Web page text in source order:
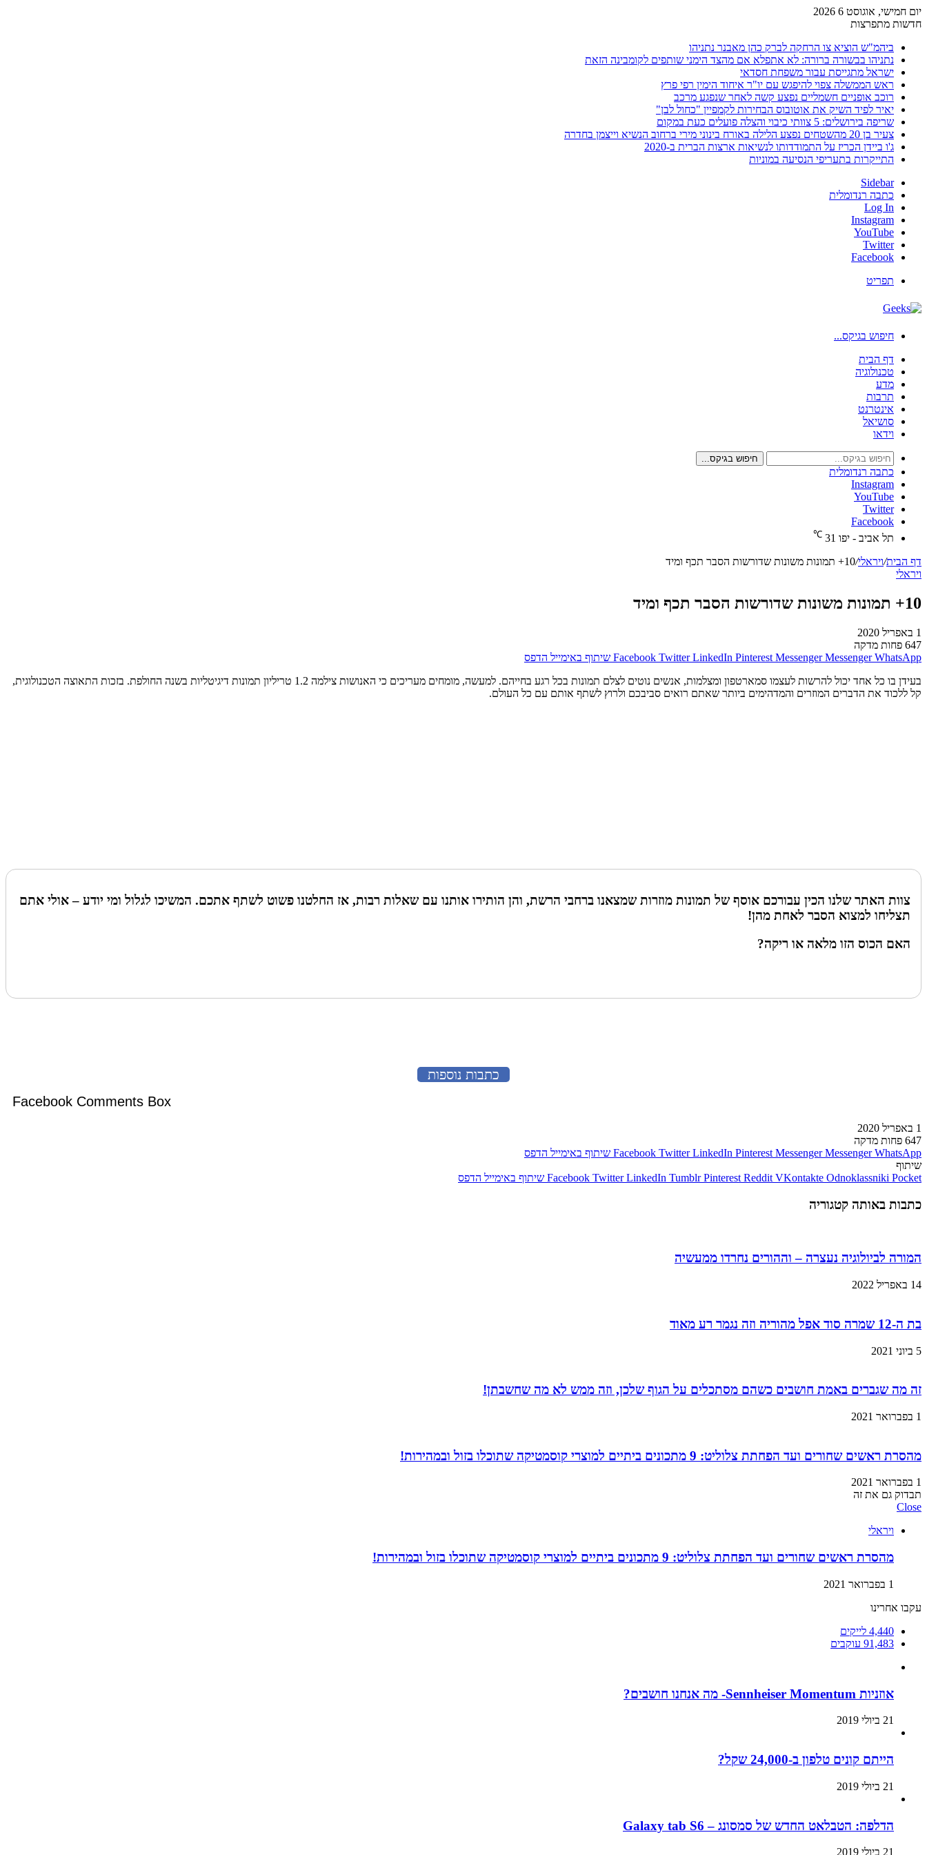
יום חמישי, אוגוסט 6 2026
חדשות מתפרצות
ביהמ"ש הוציא צו הרחקה לברק כהן מאבנר נתניהו
נתניהו בבשורה ברורה: לא אתפלא אם מהצד הימני שותפים לקומבינה הזאת
ישראל מתגייסת עבור משפחת חסדאי
ראש הממשלה צפוי להיפגש עם יו"ר איחוד הימין רפי פרץ
רוכב אופניים חשמליים נפצע קשה לאחר שנפגע מרכב
יאיר לפיד השיק את אוטובוס הבחירות לקמפיין "כחול לבן"
שריפה בירושלים: 5 צוותי כיבוי והצלה פועלים כעת במקום
צעיר בן 20 מהשטחים נפצע הלילה באורח בינוני מירי ברחוב הנשיא וייצמן בחדרה
ג'ו ביידן הכריז על התמודדותו לנשיאות ארצות הברית ב-2020
התייקרות בתעריפי הנסיעה במוניות
Sidebar
כתבה רנדומלית
Log In
Instagram
YouTube
Twitter
Facebook
תפריט
חיפוש בגיקס...
דף הבית
טכנולוגיה
מדע
תרבות
אינטרנט
סושיאל
וידאו
חיפוש בגיקס...
כתבה רנדומלית
Instagram
YouTube
Twitter
Facebook
תל אביב - יפו 31
℃
דף הבית/ויראלי/10+ תמונות משונות שדורשות הסבר תכף ומיד
ויראלי
10+ תמונות משונות שדורשות הסבר תכף ומיד
1 באפריל 2020
647 פחות מדקה
Facebook Twitter LinkedIn Pinterest Messenger Messenger WhatsApp שיתוף באימייל הדפס
בעידן בו כל אחד יכול להרשות לעצמו סמארטפון ומצלמות, אנשים נוטים לצלם תמונות בכל רגע בחייהם. למעשה, מומחים מעריכים כי האנושות צילמה 1.2 טריליון תמונות דיגיטליות בשנה החולפת. בזכות התאוצה הטכנולוגית,
קל ללכוד את הדברים המוזרים והמדהימים ביותר שאתם רואים סביבכם ולרוץ לשתף אותם עם כל העולם.
צוות האתר שלנו הכין עבורכם אוסף של תמונות מוזרות שמצאנו ברחבי הרשת, והן הותירו אותנו עם שאלות רבות, אז החלטנו פשוט לשתף אתכם. המשיכו לגלול ומי יודע – אולי אתם
תצליחו למצוא הסבר לאחת מהן!
האם הכוס הזו מלאה או ריקה?
כתבות נוספות
Facebook Comments Box
1 באפריל 2020
647 פחות מדקה
Facebook Twitter LinkedIn Pinterest Messenger Messenger WhatsApp שיתוף באימייל הדפס
שיתוף
Facebook Twitter LinkedIn Tumblr Pinterest Reddit VKontakte Odnoklassniki Pocket שיתוף באימייל הדפס
כתבות באותה קטגוריה
המורה לביולוגיה נעצרה – וההורים נחרדו ממעשיה
14 באפריל 2022
בת ה-12 שמרה סוד אפל מהוריה וזה נגמר רע מאוד
5 ביוני 2021
זה מה שגברים באמת חושבים כשהם מסתכלים על הגוף שלכן, וזה ממש לא מה שחשבתן!
1 בפברואר 2021
מהסרת ראשים שחורים ועד הפחתת צלוליט: 9 מתכונים ביתיים למוצרי קוסמטיקה שתוכלו בזול ובמהירות!
1 בפברואר 2021
תבדוק גם את זה
Close
ויראלי
מהסרת ראשים שחורים ועד הפחתת צלוליט: 9 מתכונים ביתיים למוצרי קוסמטיקה שתוכלו בזול ובמהירות!
1 בפברואר 2021
עקבו אחרינו
4,440 לייקים
91,483 עוקבים
אוזניות Sennheiser Momentum- מה אנחנו חושבים?
21 ביולי 2019
הייתם קונים טלפון ב-24,000 שקל?
21 ביולי 2019
הדלפה: הטבלאט החדש של סמסונג – Galaxy tab S6
21 ביולי 2019